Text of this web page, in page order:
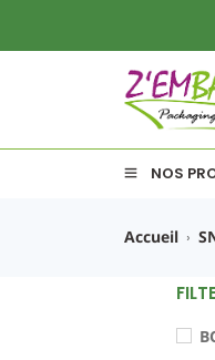
NOS
Accueil ›